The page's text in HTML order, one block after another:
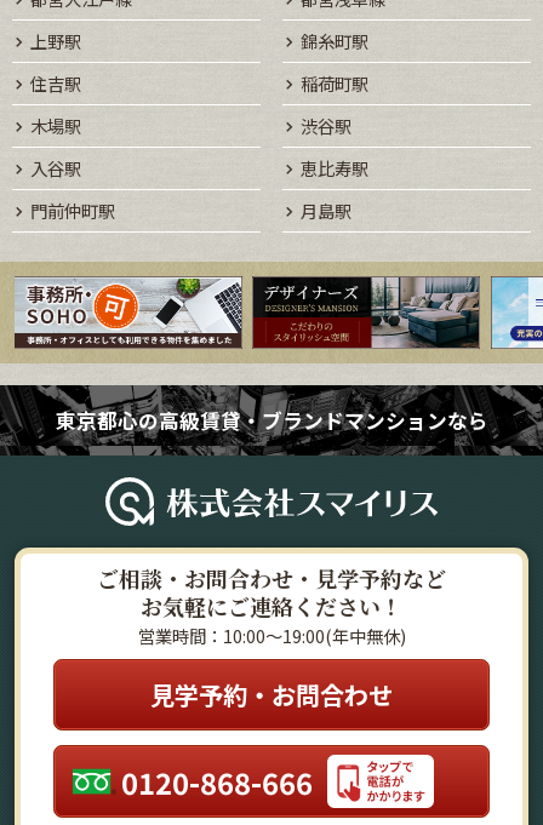
上野駅
錦糸町駅
住吉駅
稲荷町駅
木場駅
渋谷駅
入谷駅
恵比寿駅
門前仲町駅
月島駅
東京都心の高級賃貸・ブランドマンションなら
ご相談・お問合わせ・見学予約など
お気軽にご連絡ください！
営業時間：10:00～19:00(年中無休)
見学予約・お問合わせ
0120-868-666